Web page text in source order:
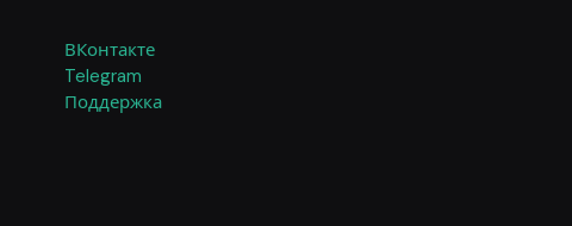
ВКонтакте
Telegram
Поддержка